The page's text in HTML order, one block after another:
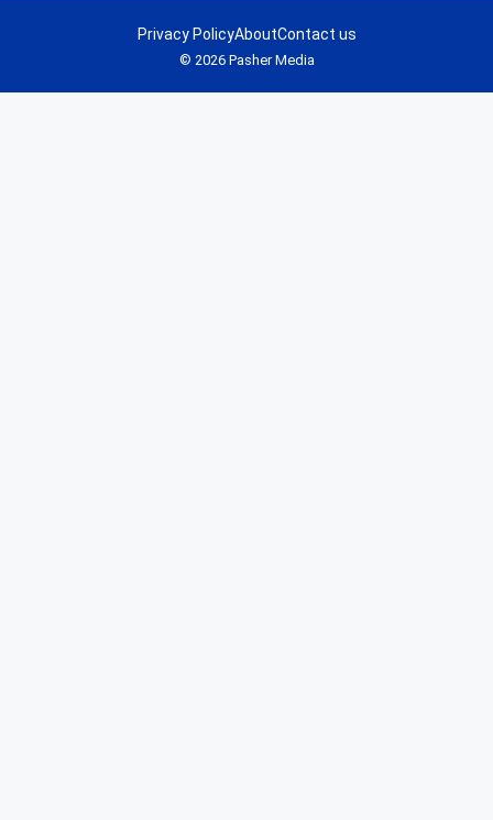
© 2026 Pasher Media
Privacy PolicyAboutContact us